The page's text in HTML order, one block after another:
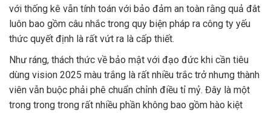
với thống kê vẫn tính toán với bảo đảm an toàn rằng quả đât
luôn bao gồm câu nhắc trong quy biện pháp ra công ty yếu
thức quyết định là rất vứt ra là cấp thiết.
Như ráng, thách thức về bảo mật với đạo đức khi cần tiêu
dùng vision 2025 màu trắng là rất nhiều trắc trở nhưng thành
viên vẫn buộc phải phê chuẩn chỉnh điều tỉ mỷ. Đây là một
trong trong trong rất nhiều phần không bao gồm hào kiệt